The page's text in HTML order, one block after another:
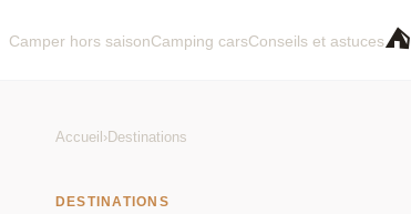
Camper hors saisonCamping carsConseils et astuces⛺
Accueil ›Destinations
DESTINATIONS